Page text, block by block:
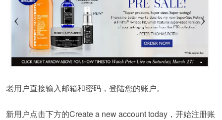
老用户直接输入邮箱和密码，登陆您的账户。
新用户点击下方的Create a new account today，开始注册账